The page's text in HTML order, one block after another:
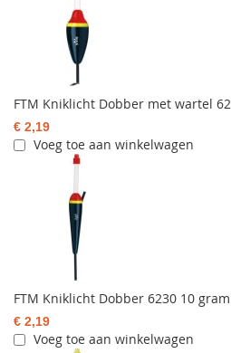
FTM Kniklicht Dobber met wartel
€ 2,19
Voeg toe aan winkelwagen
FTM Kniklicht Dobber 6230 10 gram
€ 2,19
Voeg toe aan winkelwagen